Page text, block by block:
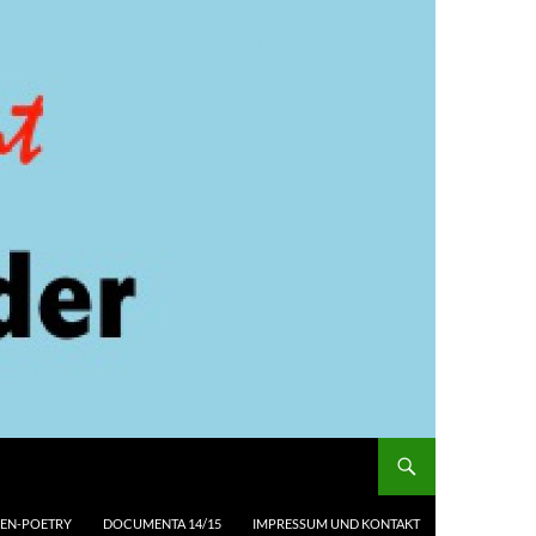
POETRY DOCUMENTA 14/15 IMPRESSUM UND KONTAKT